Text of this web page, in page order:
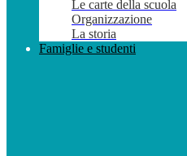
Le carte della scuola
Organizzazione
La storia
Famiglie e studenti